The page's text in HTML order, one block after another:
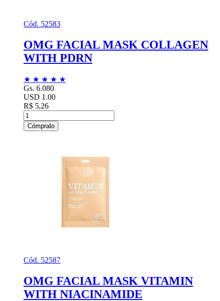
Cód. 52583
OMG FACIAL MASK COLLAGEN
WITH PDRN
★ ★ ★ ★ ★
Gs. 6.080
USD 1.00
R$ 5,26
Cómpralo
Cód. 52587
OMG FACIAL MASK VITAMIN
WITH NIACINAMIDE